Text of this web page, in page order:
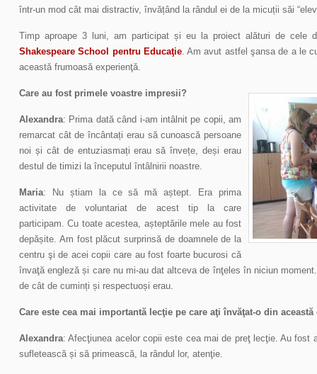
într-un mod cât mai distractiv, învățând la rândul ei de la micuții săi
Timp aproape 3 luni, am participat și eu la proiect alături de cele
Shakespeare School pentru Educaţie. Am avut astfel şansa de a le
această frumoasă experienţă.
Care au fost primele voastre impresii?
Alexandra: Prima dată când i-am intâlnit pe copii, am
remarcat cât de încântați erau să cunoască persoane
noi și cât de entuziasmați erau să învețe, deși erau
destul de timizi la începutul întâlnirii noastre.
Maria: Nu știam la ce să mă aștept. Era prima
activitate de voluntariat de acest tip la care
participam. Cu toate acestea, așteptările mele au fost
depășite. Am fost plăcut surprinsă de doamnele de la
centru şi de acei copii care au fost foarte bucurosi că
învaţă engleză și care nu mi-au dat altceva de înţeles în niciun
de cât de cuminți și respectuoși erau.
Care este cea mai importantă lecţie pe care aţi învăţat-o din această
Alexandra: Afecţiunea acelor copii este cea mai de preţ lecţie. Au fost
sufletească și să primească, la rândul lor, atenţie.